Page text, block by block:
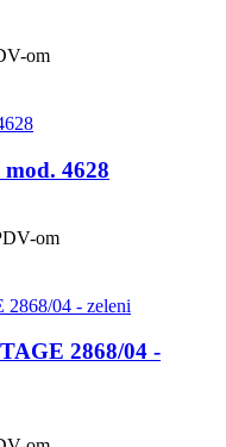
om
4628
om
2868/04 -